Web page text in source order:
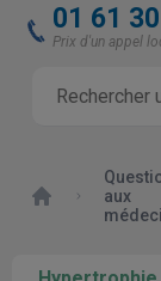
01 61
Prix d'un appel
Accueil
aux